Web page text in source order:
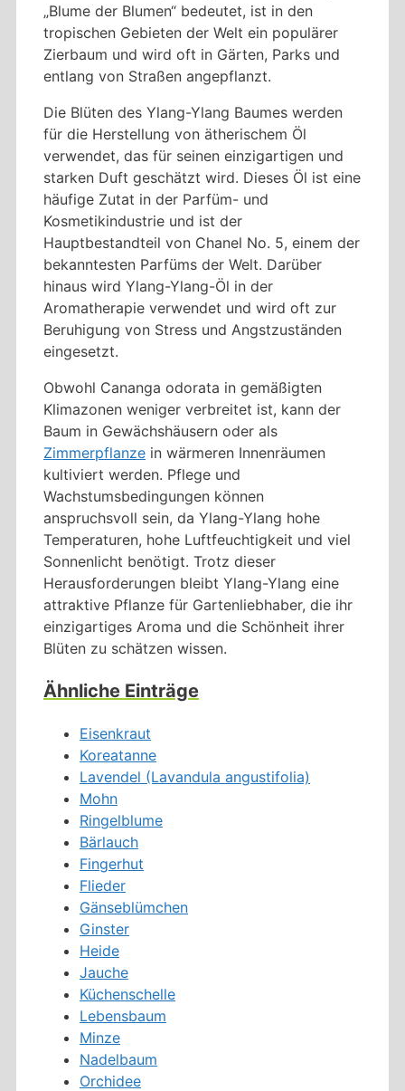
„Blume der Blumen“ bedeutet, ist in den
tropischen Gebieten der Welt ein populärer
Zierbaum und wird oft in Gärten, Parks und
entlang von Straßen angepflanzt.
Die Blüten des Ylang-Ylang Baumes werden
für die Herstellung von ätherischem Öl
verwendet, das für seinen einzigartigen und
starken Duft geschätzt wird. Dieses Öl ist eine
häufige Zutat in der Parfüm- und
Kosmetikindustrie und ist der
Hauptbestandteil von Chanel No. 5, einem der
bekanntesten Parfüms der Welt. Darüber
hinaus wird Ylang-Ylang-Öl in der
Aromatherapie verwendet und wird oft zur
Beruhigung von Stress und Angstzuständen
eingesetzt.
Obwohl Cananga odorata in gemäßigten
Klimazonen weniger verbreitet ist, kann der
Baum in Gewächshäusern oder als
Zimmerpflanze in wärmeren Innenräumen
kultiviert werden. Pflege und
Wachstumsbedingungen können
anspruchsvoll sein, da Ylang-Ylang hohe
Temperaturen, hohe Luftfeuchtigkeit und viel
Sonnenlicht benötigt. Trotz dieser
Herausforderungen bleibt Ylang-Ylang eine
attraktive Pflanze für Gartenliebhaber, die ihr
einzigartiges Aroma und die Schönheit ihrer
Blüten zu schätzen wissen.
Ähnliche Einträge
Eisenkraut
Koreatanne
Lavendel (Lavandula angustifolia)
Mohn
Ringelblume
Bärlauch
Fingerhut
Flieder
Gänseblümchen
Ginster
Heide
Jauche
Küchenschelle
Lebensbaum
Minze
Nadelbaum
Orchidee